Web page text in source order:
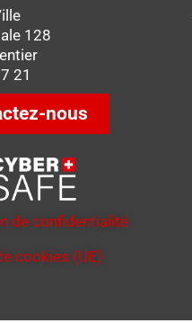
128
21
nous
de confidentialité
cookies (UE)